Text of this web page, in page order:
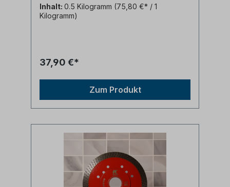
, max 15.200 rpm,
Inhalt: 0.5 Kilogramm (75,80 €* / 1
Kilogramm)
37,90 €*
Zum Produkt